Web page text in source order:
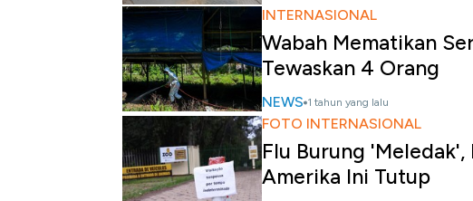
INTERNASIONAL
Wabah Mematikan
Tewaskan 4 Orang
NEWS 1 tahun yang lalu
FOTO INTERNASIONAL
Flu Burung
Amerika Ini Tutup